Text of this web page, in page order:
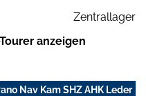
Zentrallager
anzeigen
Nav Kam SHZ AHK Leder